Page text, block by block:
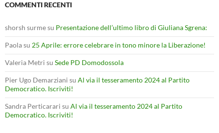
COMMENTI RECENTI
shorsh surmesu Presentazione dell’ultimo libro di Giuliana Sgrena:
Paolasu 25 Aprile: errore celebrare in tono minore la Liberazione!
Valeria Metri su Sede PD Domodossola
Pier Ugo Demarziani su Al via il tesseramento 2024 al Partito
Democratico. Iscriviti!
Sandra Perticarari su Al via il tesseramento 2024 al Partito
Democratico. Iscriviti!